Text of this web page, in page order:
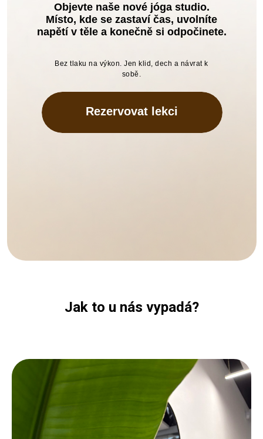
Bez tlaku na výkon. Jen klid, dech a návrat k
sobě.
Objevte naše nové jóga studio.
Místo, kde se zastaví čas, uvolníte
napětí v těle a konečně si odpočinete.
Rezervovat lekci
Jak to u nás vypadá?